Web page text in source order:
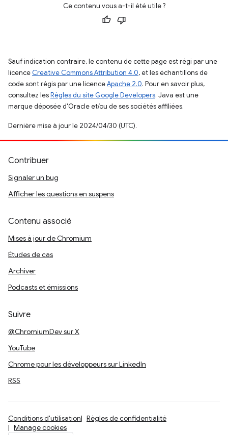
Ce contenu vous a-t-il été utile ?
Sauf indication contraire, le contenu de cette page est régi par une
licence Creative Commons Attribution 4.0, et les échantillons de
code sont régis par une licenceApache 2.0. Pour en savoir plus,
consultez lesRègles du site Google Developers. Java est une
marque déposée d'Oracle et/ou de ses sociétés affiliées.
Dernière mise à jour le 2024/04/30 (UTC).
Contribuer
Signaler un bug
Afficher les questions en suspens
Contenu associé
Mises à jour de Chromium
Études de cas
Archiver
Podcasts et émissions
Suivre
@ChromiumDev sur X
YouTube
Chrome pour les développeurs sur LinkedIn
RSS
Conditions d'utilisation
Règles de confidentialité
Manage cookies